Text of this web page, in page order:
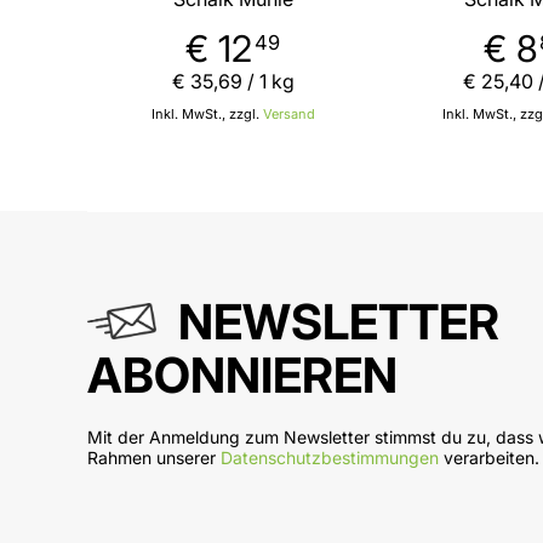
- Magnesium - Zink -
Eisen - veganes Protein
Pulver von Schalk Mühle
€ 12 49
Inkl. MwSt., zzgl. Versand
€ 35,69 / 1 kg
Magnesium -
Zink -
Proteinquelle
€ 8
Inkl. MwSt.,
€ 25,40/
NEWSLETTER
ABONNIEREN
Mit der Anmeldung zum Newsletter stimmst du zu, dass
Rahmen unserer Datenschutzbestimmungen verarbeiten.